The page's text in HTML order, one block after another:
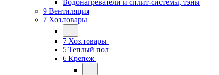
Водонагреватели и сплит-системы, тэны
9 Вентиляция
7 Хоз.товары
7 Хоз.товары
5 Теплый пол
6 Крепеж